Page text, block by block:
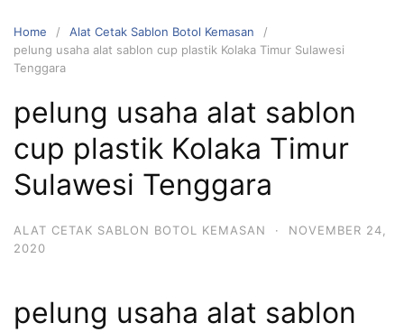
Home
Alat Cetak Sablon Botol Kemasan
pelung usaha alat sablon cup plastik Kolaka Timur Sulawesi
Tenggara
pelung usaha alat sablon
cup plastik Kolaka Timur
Sulawesi Tenggara
ALAT CETAK SABLON BOTOL KEMASAN ·
NOVEMBER 24,
2020
pelung usaha alat sablon